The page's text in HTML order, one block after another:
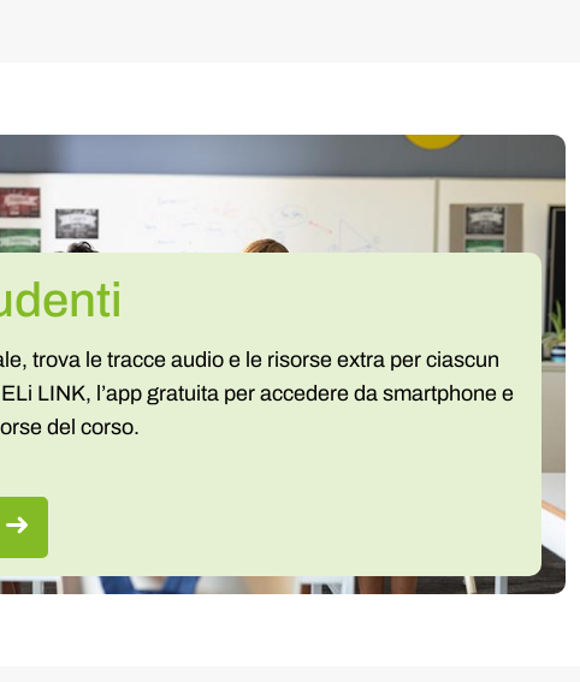
trova le tracce audio e le risorse extra per ciascun
LINK, l’app gratuita per accedere da smartphone e
del corso.